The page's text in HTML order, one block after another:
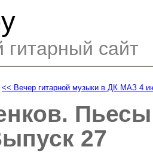
гитарный сайт
<< Вечер гитарной музыки в ДК МАЗ 4
27